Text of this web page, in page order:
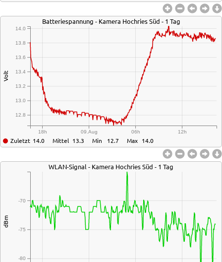
Batteriespannung - Kamera Hochries Süd - 1 Tag
18h 09.Aug 06h 12h
12.8
13.0
13.2
13.4
13.6
13.8
14.0
Volt
Zuletzt 14.0 Mittel 13.3 Min 12.7 Max 14.0
WLAN-Signal - Kamera Hochries Süd - 1 Tag
-80
-75
-70
dBm